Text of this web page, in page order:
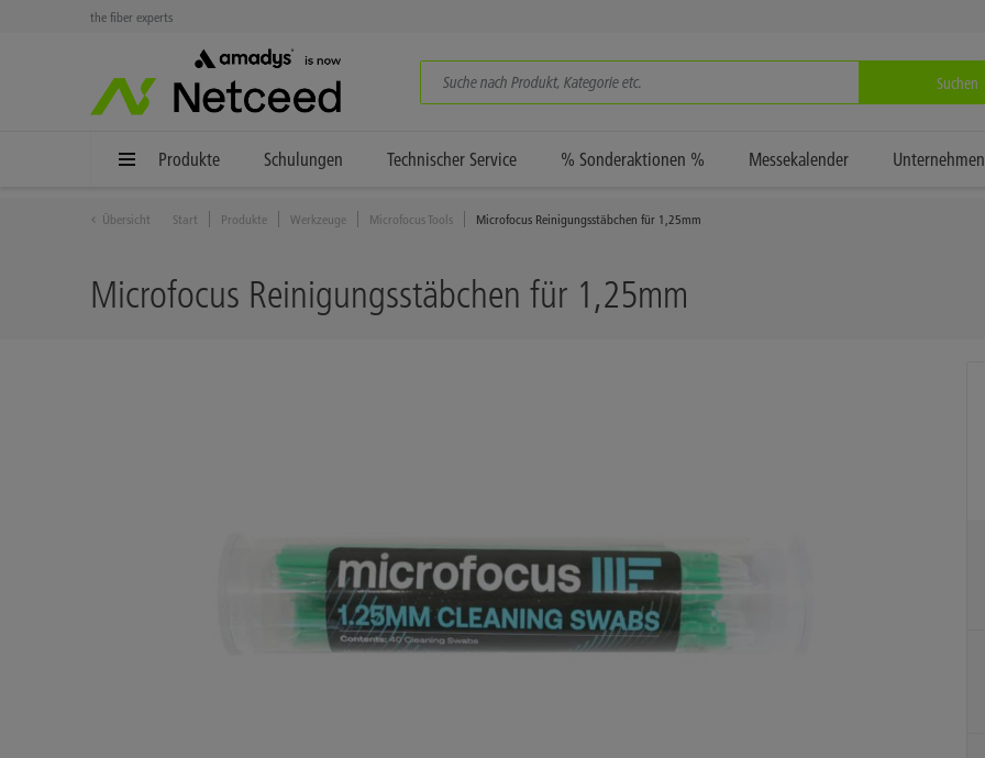
the fiber experts
Suchen
Produkte Schulungen Technischer Service % Sonderaktionen % Messekalender Unternehmen
Übersicht Start Produkte Werkzeuge Microfocus Tools Microfocus Reinigungsstäbchen für 1,25mm
Microfocus Reinigungsstäbchen für 1,25mm